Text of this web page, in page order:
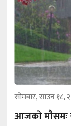
सोमबार, साउन १८,
आजको मौसमः